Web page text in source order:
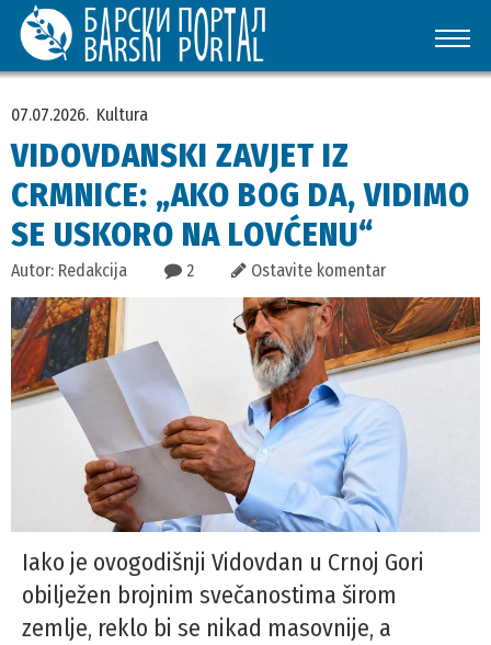
07.07.2026. Kultura
VIDOVDANSKI ZAVJET IZ
CRMNICE: „AKO BOG DA, VIDIMO
SE USKORO NA LOVĆENU“
Autor: Redakcija 2 Ostavite komentar
Iako je ovogodišnji Vidovdan u Crnoj Gori
obilježen brojnim svečanostima širom
zemlje, reklo bi se nikad masovnije, a